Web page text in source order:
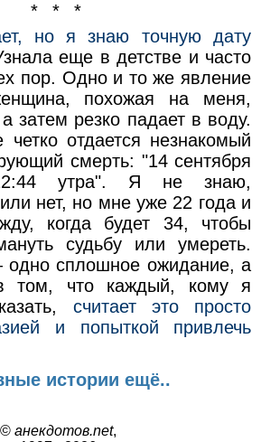
* * *
но я знаю точную дату
еще в детстве и часто
пор. Одно и то же явление
похожая на меня,
затем резко падает в воду.
отдается незнакомый
смерть: "14 сентября
утра". Я не знаю,
нет, но мне уже 22 года и
когда будет 34, чтобы
судьбу или умереть.
сплошное ожидание, а
том, что каждый, кому я
считает это просто
и попыткой привлечь
истории ещё..
© анекдотов.net,